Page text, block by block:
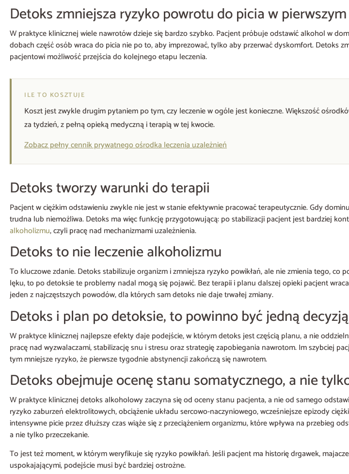
Detoks zmniejsza ryzyko powrotu do picia w
W praktyce klinicznej wiele nawrotów dzieje się bardzo szybko. Pacjent próbuje odstawić alkohol w
dobach część osób wraca do picia nie po to, aby imprezować, tylko aby przerwać dyskomfort. Detoks
pacjentowi możliwość przejścia do kolejnego etapu leczenia.
ILE TO KOSZTUJE
Koszt jest zwykle drugim pytaniem po tym, czy leczenie w ogóle jest konieczne. Większość
za tydzień, z pełną opieką medyczną i terapią w tej kwocie.
Zobacz pełny cennik prywatnego ośrodka leczenia uzależnień
Detoks tworzy warunki do terapii
Pacjent w ciężkim odstawieniu zwykle nie jest w stanie efektywnie pracować terapeutycznie. Gdy
trudna lub niemożliwa. Detoks ma więc funkcję przygotowującą: po stabilizacji pacjent jest bardziej
alkoholizmu, czyli pracę nad mechanizmami uzależnienia.
Detoks to nie leczenie alkoholizmu
To kluczowe zdanie. Detoks stabilizuje organizm i zmniejsza ryzyko powikłań, ale nie zmienia tego, co
lęku, to po detoksie te problemy nadal mogą się pojawić. Bez terapii i planu dalszej opieki pacjent
jeden z najczęstszych powodów, dla których sam detoks nie daje trwałej zmiany.
Detoks i plan po detoksie, to powinno być jedną decyzją
W praktyce klinicznej najlepsze efekty daje podejście, w którym detoks jest częścią planu, a nie
pracę nad wyzwalaczami, stabilizację snu i stresu oraz strategię zapobiegania nawrotom. Im szybciej
tym mniejsze ryzyko, że pierwsze tygodnie abstynencji zakończą się nawrotem.
Detoks obejmuje ocenę stanu somatycznego, a nie
W praktyce klinicznej detoks alkoholowy zaczyna się od oceny stanu pacjenta, a nie od samego
ryzyko zaburzeń elektrolitowych, obciążenie układu sercowo-naczyniowego, wcześniejsze epizody
intensywne picie przez dłuższy czas wiąże się z przeciążeniem organizmu, które wpływa na przebieg
a nie tylko przeczekanie.
To jest też moment, w którym weryfikuje się ryzyko powikłań. Jeśli pacjent ma historię drgawek,
uspokajającymi, podejście musi być bardziej ostrożne.